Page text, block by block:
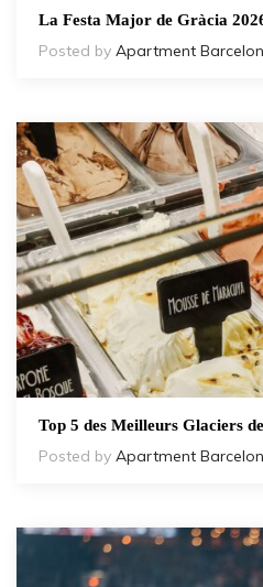
La Festa Major de Gràcia
Posted by Apartment
Top 5 des Meilleurs Glaciers
Posted by Apartment